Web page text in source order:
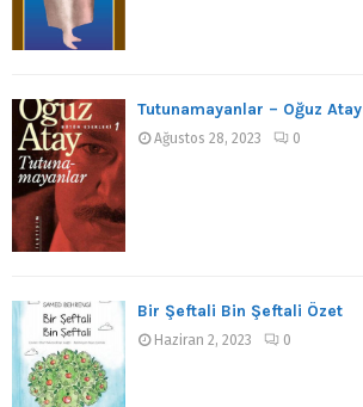
Tutunamayanlar – Oğuz Atay
Ağustos 28, 2023 0
Bir Şeftali Bin Şeftali Özet
Haziran 2, 2023 0